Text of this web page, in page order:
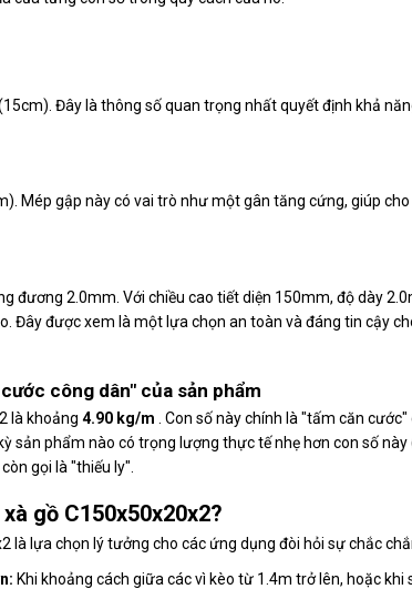
Đây là thông số quan trọng nhất quyết định khả
Mép gập này có vai trò như một gân tăng cứng, giúp
đương 2.0mm. Với chiều cao tiết diện 150mm, độ dày
Đây được xem là một lựa chọn an toàn và đáng tin cậy
công dân" của sản phẩm
là khoảng 4.90 kg/m
. Con số này chính là "tấm căn
sản phẩm nào có trọng lượng thực tế nhẹ hơn con số
gọi là "thiếu ly".
gồ C150x50x20x2?
là lựa chọn lý tưởng cho các ứng dụng đòi hỏi sự chắc
Khi khoảng cách giữa các vì kèo từ 1.4m trở lên, hoặc khi